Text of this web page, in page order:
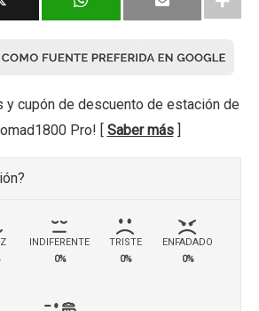
y cupón de descuento de estación de
Pro! [ Saber más]
INDIFERENTE
0%
TRISTE
0%
ENFADADO
0%